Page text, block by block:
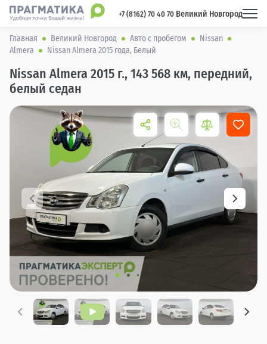
+7 (8162) 70 40 70 Великий Новгород
Главная Великий Новгород Авто с пробегом
Nissan
Almera
Nissan Almera 2015 года, Белый
Nissan Almera 2015 г., 143 568 км, передний,
белый седан